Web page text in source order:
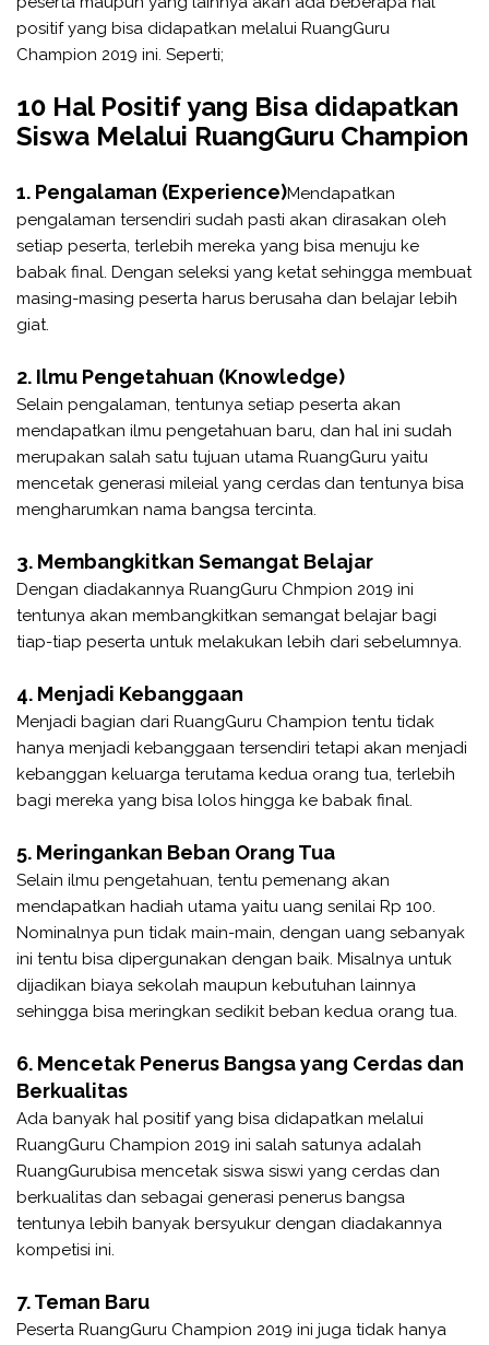
positif yang bisa didapatkan melalui RuangGuru
Champion 2019 ini. Seperti;
10 Hal Positif yang Bisa didapatkan
Siswa Melalui RuangGuru Champion
1. Pengalaman (Experience)Mendapatkan
pengalaman tersendiri sudah pasti akan dirasakan oleh
setiap peserta, terlebih mereka yang bisa menuju ke
babak final. Dengan seleksi yang ketat sehingga membuat
masing-masing peserta harus berusaha dan belajar lebih
giat.
2. Ilmu Pengetahuan (Knowledge)
Selain pengalaman, tentunya setiap peserta akan
mendapatkan ilmu pengetahuan baru, dan hal ini sudah
merupakan salah satu tujuan utama RuangGuru yaitu
mencetak generasi mileial yang cerdas dan tentunya bisa
mengharumkan nama bangsa tercinta.
3. Membangkitkan Semangat Belajar
Dengan diadakannya RuangGuru Chmpion 2019 ini
tentunya akan membangkitkan semangat belajar bagi
tiap-tiap peserta untuk melakukan lebih dari sebelumnya.
4. Menjadi Kebanggaan
Menjadi bagian dari RuangGuru Champion tentu tidak
hanya menjadi kebanggaan tersendiri tetapi akan menjadi
kebanggan keluarga terutama kedua orang tua, terlebih
bagi mereka yang bisa lolos hingga ke babak final.
5. Meringankan Beban Orang Tua
Selain ilmu pengetahuan, tentu pemenang akan
mendapatkan hadiah utama yaitu uang senilai Rp 100.
Nominalnya pun tidak main-main, dengan uang sebanyak
ini tentu bisa dipergunakan dengan baik. Misalnya untuk
dijadikan biaya sekolah maupun kebutuhan lainnya
sehingga bisa meringkan sedikit beban kedua orang tua.
6. Mencetak Penerus Bangsa yang Cerdas dan
Berkualitas
Ada banyak hal positif yang bisa didapatkan melalui
RuangGuru Champion 2019 ini salah satunya adalah
RuangGurubisa mencetak siswa siswi yang cerdas dan
berkualitas dan sebagai generasi penerus bangsa
tentunya lebih banyak bersyukur dengan diadakannya
kompetisi ini.
7. Teman Baru
Peserta RuangGuru Champion 2019 ini juga tidak hanya